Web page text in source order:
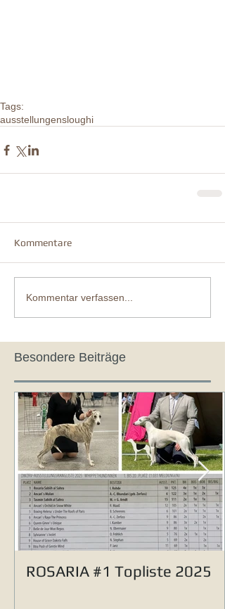
Tags:
ausstellungensloughi
Kommentare
Kommentar verfassen...
Besondere Beiträge
ROSARIA #1 Topliste 2025